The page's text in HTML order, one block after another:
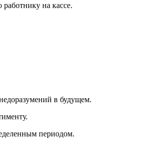
на кассе.
в будущем.
периодом.